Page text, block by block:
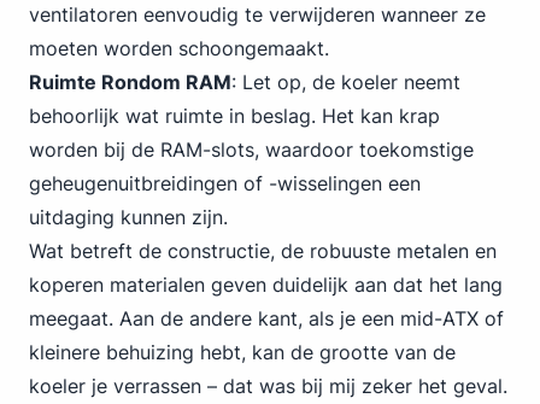
ventilatoren eenvoudig te verwijderen wanneer ze
moeten worden schoongemaakt.
Ruimte Rondom RAM: Let op, de koeler neemt
behoorlijk wat ruimte in beslag. Het kan krap
worden bij de RAM-slots, waardoor toekomstige
geheugenuitbreidingen of -wisselingen een
uitdaging kunnen zijn.
Wat betreft de constructie, de robuuste metalen en
koperen materialen geven duidelijk aan dat het lang
meegaat. Aan de andere kant, als je een mid-ATX of
kleinere behuizing hebt, kan de grootte van de
koeler je verrassen – dat was bij mij zeker het geval.